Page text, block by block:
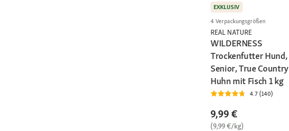
EXKLUSIV
4 Verpackungsgrößen
REAL NATURE
WILDERNESS
Trockenfutter Hund,
Senior, True Country
Huhn mit Fisch 1 kg
4.7 (140)
9,99 €
(9,99 €/kg)